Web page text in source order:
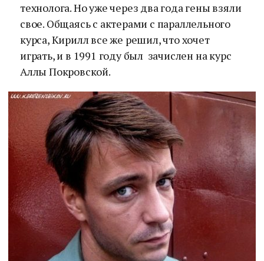
технолога. Но уже через два года гены взяли
свое. Общаясь с актерами с параллельного
курса, Кирилл все же решил, что хочет
играть, и в 1991 году был зачислен на курс
Аллы Покровской.